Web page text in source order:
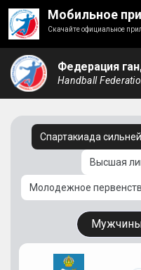
Мобильное
Скачайте официальное
Федерация
Handball
Спартакиада
Высшая
Молодежное